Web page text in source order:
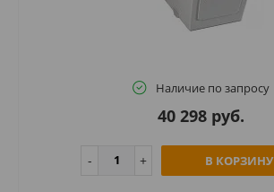
Наличие по запросу
40 298 руб.
В КОРЗИНУ